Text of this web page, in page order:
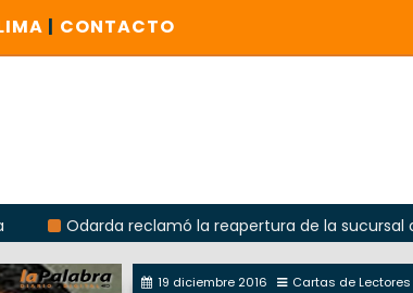
| CONTACTO
reclamó la reapertura de la sucursal del Correo
19 diciembre 2016 Cartas de Lectores